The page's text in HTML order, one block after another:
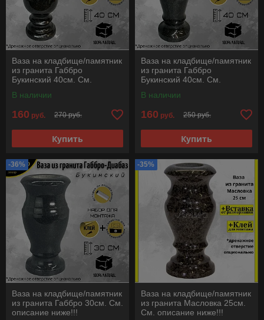
Ваза на кладбище/памятник
из гранита Габбро
Букинский 40см. См.
В наличии
160 руб. 270 руб.
Купить
Ваза на кладбище/памятник
из гранита Габбро
Букинский 40см. См.
В наличии
160 руб. 250 руб.
Купить
-36%
Ваза на кладбище/памятник
из гранита Габбро 30см. См.
описание ниже!!!
-35%
Ваза на кладбище/памятник
из гранита Масловка 25см.
См. описание ниже!!!